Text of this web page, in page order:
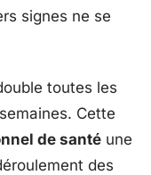
signes ne se
toutes les
Cette
de santé une
des